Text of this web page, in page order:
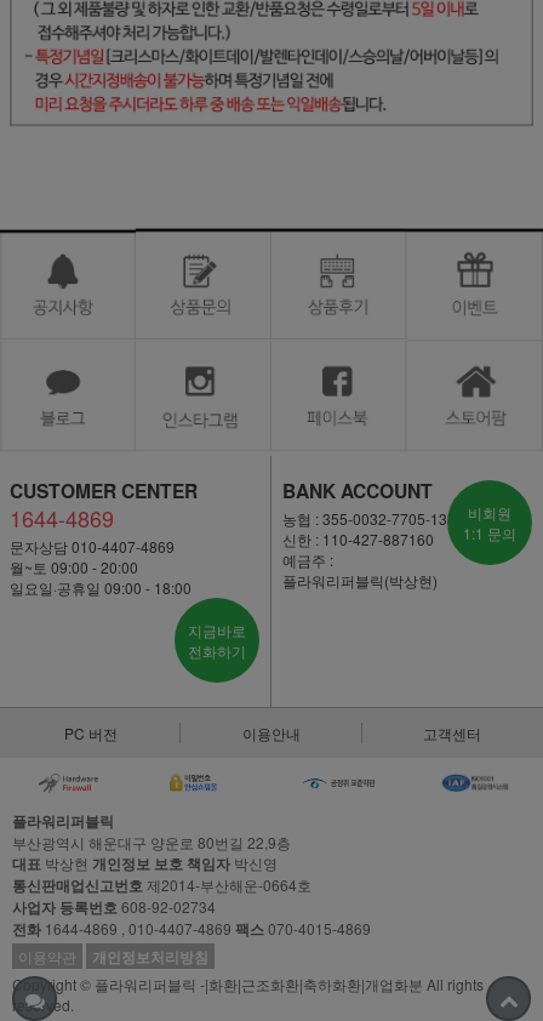
CUSTOMER CENTER
1644-4869
문자상담 010-4407-4869
월~토 09:00 - 20:00
일요일·공휴일 09:00 - 18:00
지금바로
전화하기
BANK ACCOUNT
농협 : 355-0032-7705-13
신한 : 110-427-887160
예금주 :
플라워리퍼블릭(박상현)
비회원
1:1 문의
PC 버전 이용안내 고객센터
플라워리퍼블릭
부산광역시 해운대구 양운로 80번길 22,9층
대표 박상현 개인정보 보호 책임자 박신영
통신판매업신고번호제2014-부산해운-0664호
사업자 등록번호608-92-02734
전화 1644-4869 , 010-4407-4869 팩스070-4015-4869
이용약관
개인정보처리방침
Copyright © 플라워리퍼블릭 -|화환|근조화환|축하화환|개업화분 All rights
reserved.